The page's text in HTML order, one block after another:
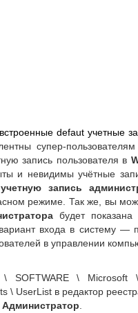
defaut учетные
супер-
запись пользователя в
и невидимы учётные
учетную запись
режиме. Так же, вы
будет
входа в систему —
в управлении
\ SOFTWARE \
\ UserList в редактор
Администратор